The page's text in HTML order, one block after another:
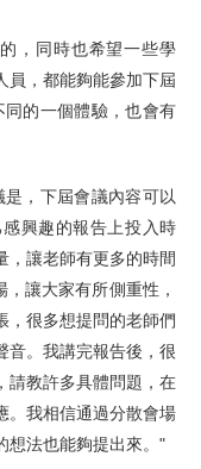
，同時也希望一些學
員，都能夠能參加下屆
的一個體驗，也會有
，下屆會議內容可以
興趣的報告上投入時
，讓老師有更多的時間
讓大家有所側重性，
，很多想提問的老師們
音。我講完報告後，很
請教許多具體問題，在
。我相信通過分散會場
想法也能夠提出來。"